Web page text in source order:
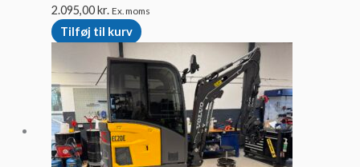
2.095,00kr. Ex. moms
Tilføj til kurv